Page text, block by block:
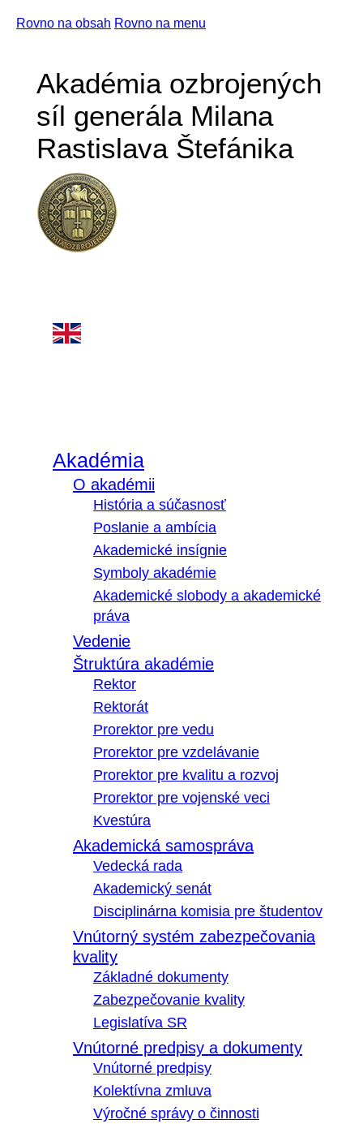
Rovno na obsah Rovno na menu
Akadémia ozbrojených
síl generála Milana
Rastislava Štefánika
Akadémia
O akadémii
História a súčasnosť
Poslanie a ambícia
Akademické insígnie
Symboly akadémie
Akademické slobody a akademické
práva
Vedenie
Štruktúra akadémie
Rektor
Rektorát
Prorektor pre vedu
Prorektor pre vzdelávanie
Prorektor pre kvalitu a rozvoj
Prorektor pre vojenské veci
Kvestúra
Akademická samospráva
Vedecká rada
Akademický senát
Disciplinárna komisia pre študentov
Vnútorný systém zabezpečovania
kvality
Základné dokumenty
Zabezpečovanie kvality
Legislatíva SR
Vnútorné predpisy a dokumenty
Vnútorné predpisy
Kolektívna zmluva
Výročné správy o činnosti